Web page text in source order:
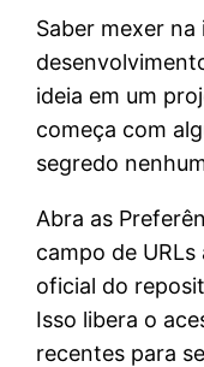
Saber mexer
ideia em um
começa com
segredo
Abra as
campo de
oficial do
Isso libera o
recentes para